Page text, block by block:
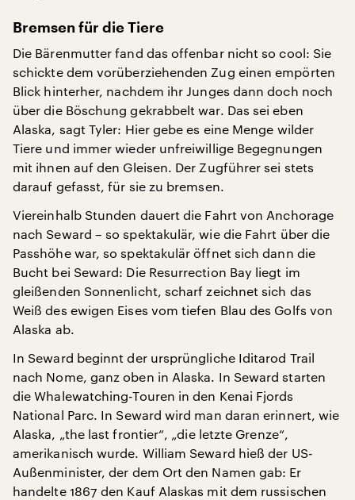
Bremsen für die Tiere
Die Bärenmutter fand das offenbar nicht so cool: Sie
schickte dem vorüberziehenden Zug einen empörten
Blick hinterher, nachdem ihr Junges dann doch noch
über die Böschung gekrabbelt war. Das sei eben
Alaska, sagt Tyler: Hier gebe es eine Menge wilder
Tiere und immer wieder unfreiwillige Begegnungen
mit ihnen auf den Gleisen. Der Zugführer sei stets
darauf gefasst, für sie zu bremsen.
Viereinhalb Stunden dauert die Fahrt von Anchorage
nach Seward – so spektakulär, wie die Fahrt über die
Passhöhe war, so spektakulär öffnet sich dann die
Bucht bei Seward: Die Resurrection Bay liegt im
gleißenden Sonnenlicht, scharf zeichnet sich das
Weiß des ewigen Eises vom tiefen Blau des Golfs von
Alaska ab.
In Seward beginnt der ursprüngliche Iditarod Trail
nach Nome, ganz oben in Alaska. In Seward starten
die Whalewatching-Touren in den Kenai Fjords
National Parc. In Seward wird man daran erinnert, wie
Alaska, „the last frontier“, „die letzte Grenze“,
amerikanisch wurde. William Seward hieß der US-
Außenminister, der dem Ort den Namen gab: Er
handelte 1867 den Kauf Alaskas mit dem russischen